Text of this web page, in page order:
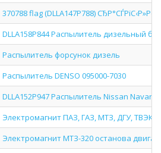
370788 flag (DLLA147P788)
DLLA158P844 Распылитель дизельный
Распылитель форсунок дизель
Распылитель DENSO 095000-7030
DLLA152P947 Распылитель Nissan Navara
Электромагнит ПАЗ, ГАЗ, МТЗ, ДГУ, ТВЭКС
Электромагнит МТЗ-320 останова